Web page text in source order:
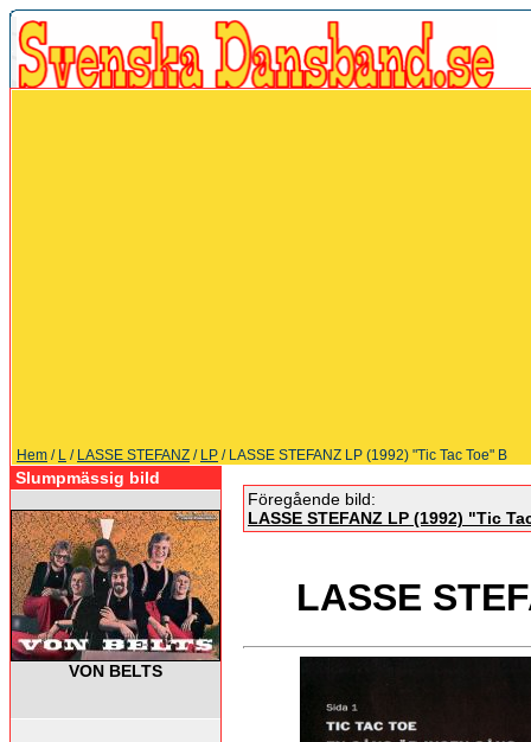
Hem / L / LASSE STEFANZ / LP / LASSE STEFANZ LP (1992) "Tic Tac Toe" B
Slumpmässig bild
VON BELTS
Föregående bild:
LASSE STEFANZ LP (1992) "Tic
LASSE